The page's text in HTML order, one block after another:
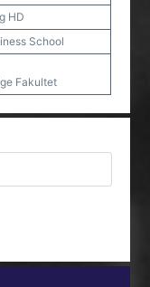
HD
School
Fakultet